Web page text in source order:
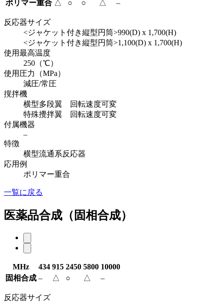
ポリマー重合 △ ○ ○ △ –
反応器サイズ
<ジャケット付き縦型円筒>990(D) x 1,700(H)
<ジャケット付き縦型円筒>1,100(D) x 1,700(H)
使用最高温度
250（℃）
使用圧力（MPa）
減圧/常圧
撹拌機
横型多段翼 回転速度可変
特殊攪拌翼 回転速度可変
付属機器
–
特徴
横型流通系反応器
応用例
ポリマー重合
一覧に戻る
医薬品合成（固相合成）
MHz 434 915 2450 5800 10000
固相合成 – △ ○ △ –
反応器サイズ